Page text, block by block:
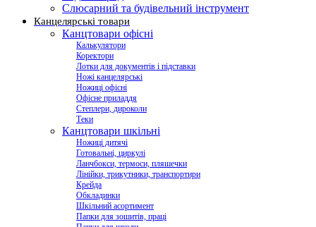
Слюсарний та будівельний інструмент
Канцелярські товари
Канцтовари офісні
Калькулятори
Коректори
Лотки для документів і підставки
Ножі канцелярські
Ножиці офісні
Офісне приладдя
Степлери, дироколи
Теки
Канцтовари шкільні
Ножиці дитячі
Готовальні, циркулі
Ланчбокси, термоси, пляшечки
Лінійки, трикутники, транспортири
Крейда
Обкладинки
Шкільний асортимент
Папки для зошитів, праці